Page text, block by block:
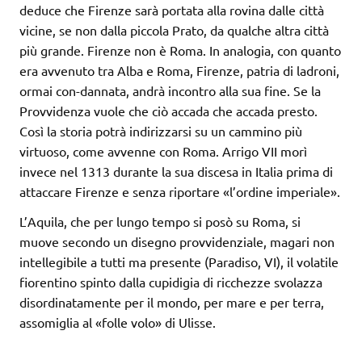
deduce che Firenze sarà portata alla rovina dalle città
vicine, se non dalla piccola Prato, da qualche altra città
più grande. Firenze non è Roma. In analogia, con quanto
era avvenuto tra Alba e Roma, Firenze, patria di ladroni,
ormai con-dannata, andrà incontro alla sua fine. Se la
Provvidenza vuole che ciò accada che accada presto.
Così la storia potrà indirizzarsi su un cammino più
virtuoso, come avvenne con Roma. Arrigo VII morì
invece nel 1313 durante la sua discesa in Italia prima di
attaccare Firenze e senza riportare «l’ordine imperiale».
L’Aquila, che per lungo tempo si posò su Roma, si
muove secondo un disegno provvidenziale, magari non
intellegibile a tutti ma presente (Paradiso, VI), il volatile
fiorentino spinto dalla cupidigia di ricchezze svolazza
disordinatamente per il mondo, per mare e per terra,
assomiglia al «folle volo» di Ulisse.